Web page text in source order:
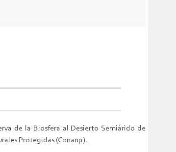
de la Biosfera al Desierto Semiárido de
Protegidas (Conanp).